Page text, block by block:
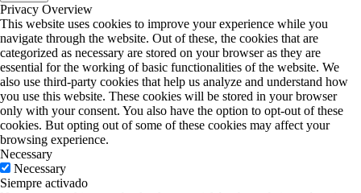
Privacy Overview
This website uses cookies to improve your experience while you
navigate through the website. Out of these, the cookies that are
categorized as necessary are stored on your browser as they are
essential for the working of basic functionalities of the website. We
also use third-party cookies that help us analyze and understand how
you use this website. These cookies will be stored in your browser
only with your consent. You also have the option to opt-out of these
cookies. But opting out of some of these cookies may affect your
browsing experience.
Necessary
Necessary
Siempre activado